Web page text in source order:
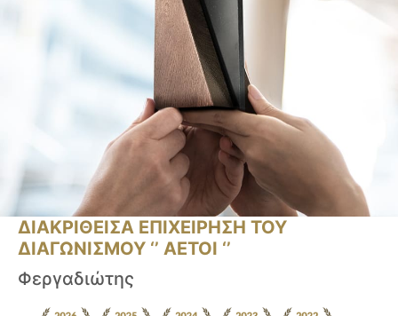
ΔΙΑΚΡΙΘΕΙΣΑ ΕΠΙΧΕΙΡΗΣΗ ΤΟΥ
ΔΙΑΓΩΝΙΣΜΟΥ ‘’ ΑΕΤΟΙ ‘’
Φεργαδιώτης